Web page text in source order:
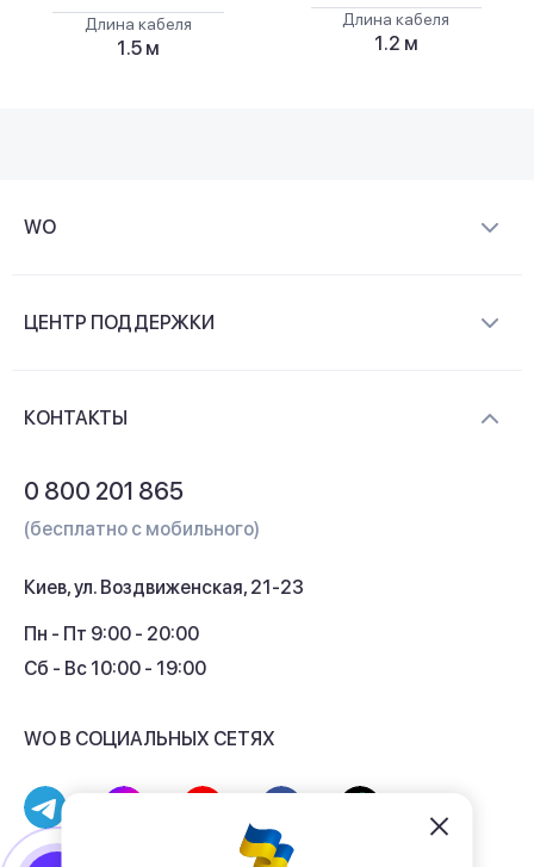
Длина кабеля
1.5 м
Длина кабеля
1.2 м
WO
Контакты
ЦЕНТР ПОДДЕРЖКИ
Кэшбек
КОНТАКТЫ
0 800 201 865
(бесплатно с мобильного)
Киев, ул. Воздвиженская, 21-23
Пн - Пт 9:00 - 20:00
Сб - Вс 10:00 - 19:00
WO В СОЦИАЛЬНЫХ СЕТЯХ